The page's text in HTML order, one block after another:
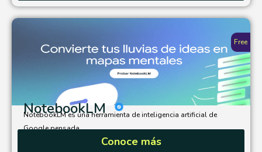
NotebookLM
NotebookLM es una herramienta de inteligencia artificial de
Google pensada...
Conoce más
Free